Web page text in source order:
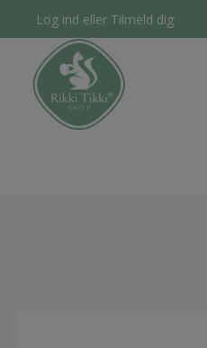
Log ind eller Tilmeld dig